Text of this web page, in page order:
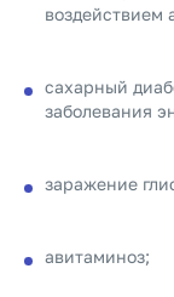
воздействием
сахарный
заболевания
заражение
авитаминоз;